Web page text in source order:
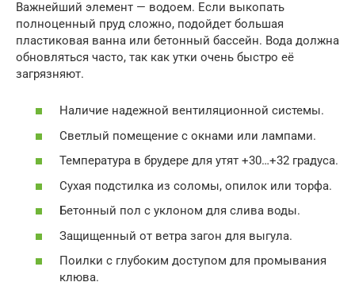
Важнейший элемент — водоем. Если выкопать
полноценный пруд сложно, подойдет большая
пластиковая ванна или бетонный бассейн. Вода должна
обновляться часто, так как утки очень быстро её
загрязняют.
Наличие надежной вентиляционной системы.
Светлый помещение с окнами или лампами.
Температура в брудере для утят +30…+32 градуса.
Сухая подстилка из соломы, опилок или торфа.
Бетонный пол с уклоном для слива воды.
Защищенный от ветра загон для выгула.
Поилки с глубоким доступом для промывания
клюва.